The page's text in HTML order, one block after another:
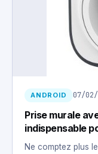
ANDROID 07/02/
Prise murale
indispensable
Ne comptez plus